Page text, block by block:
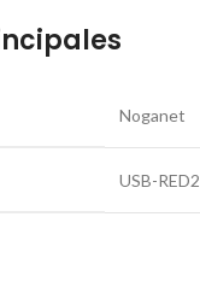
Noganet
USB-RED2